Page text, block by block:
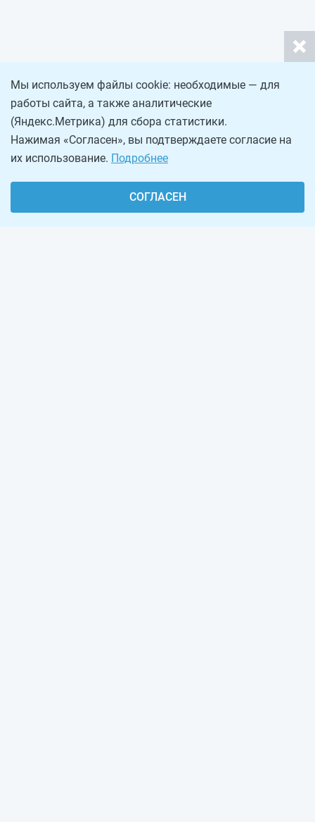
Мы используем файлы cookie: необходимые — для
работы сайта, а также аналитические
(Яндекс.Метрика) для сбора статистики.
Нажимая «Согласен», вы подтверждаете согласие на
их использование. Подробнее
СОГЛАСЕН